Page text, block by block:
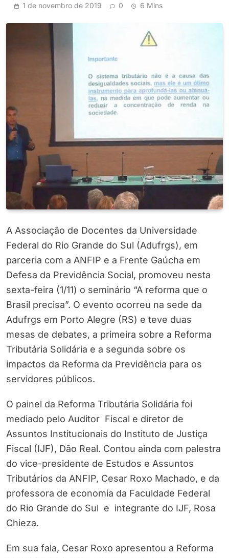
1 de novembro de 2019 0 6 Mins
A Associação de Docentes da Universidade
Federal do Rio Grande do Sul (Adufrgs), em
parceria com a ANFIP e a Frente Gaúcha em
Defesa da Previdência Social, promoveu nesta
sexta-feira (1/11) o seminário “A reforma que o
Brasil precisa”. O evento ocorreu na sede da
Adufrgs em Porto Alegre (RS) e teve duas
mesas de debates, a primeira sobre a Reforma
Tributária Solidária e a segunda sobre os
impactos da Reforma da Previdência para os
servidores públicos.
O painel da Reforma Tributária Solidária foi
mediado pelo Auditor Fiscal e diretor de
Assuntos Institucionais do Instituto de Justiça
Fiscal (IJF), Dão Real. Contou ainda com palestra
do vice-presidente de Estudos e Assuntos
Tributários da ANFIP, Cesar Roxo Machado, e da
professora de economia da Faculdade Federal
do Rio Grande do Sul e integrante do IJF, Rosa
Chieza.
Em sua fala, Cesar Roxo apresentou a Reforma